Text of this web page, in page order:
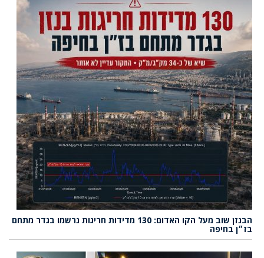
הבנזן שוב מעל הקו האדום: 130 מדידות חריגות נרשמו בגדר מתחם
בז״ן בחיפה